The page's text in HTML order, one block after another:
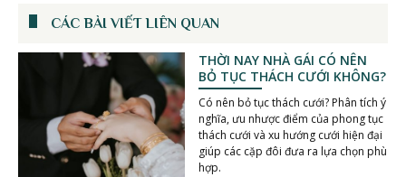
CÁC BÀI VIẾT LIÊN QUAN
THỜI NAY NHÀ GÁI CÓ NÊN
BỎ TỤC THÁCH CƯỚI KHÔNG?
Có nên bỏ tục thách cưới? Phân tích ý
nghĩa, ưu nhược điểm của phong tục
thách cưới và xu hướng cưới hiện đại
giúp các cặp đôi đưa ra lựa chọn phù
hợp.